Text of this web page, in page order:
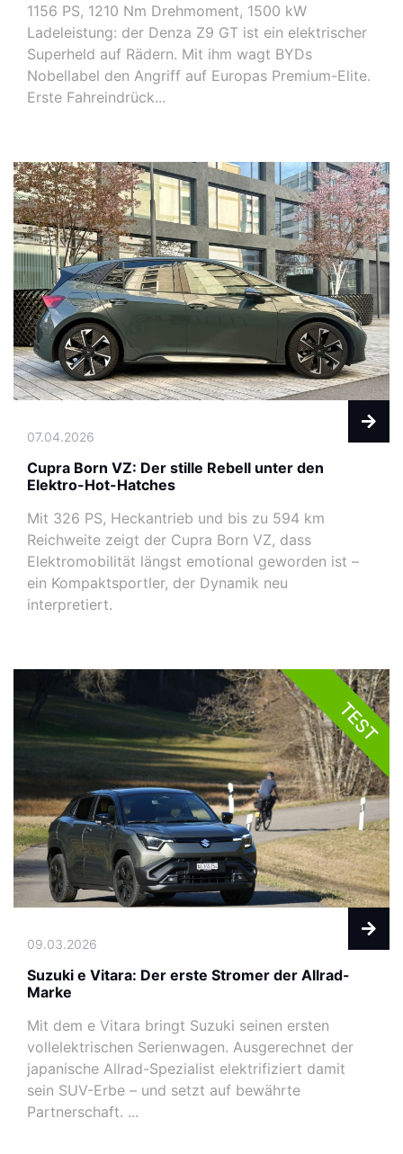
1156 PS, 1210 Nm Drehmoment, 1500 kW
Ladeleistung: der Denza Z9 GT ist ein elektrischer
Superheld auf Rädern. Mit ihm wagt BYDs
Nobellabel den Angriff auf Europas Premium-Elite.
Erste Fahreindrück...
07.04.2026
Cupra Born VZ: Der stille Rebell unter den
Elektro-Hot-Hatches
Mit 326 PS, Heckantrieb und bis zu 594 km
Reichweite zeigt der Cupra Born VZ, dass
Elektromobilität längst emotional geworden ist –
ein Kompaktsportler, der Dynamik neu
interpretiert.
TEST
09.03.2026
Suzuki e Vitara: Der erste Stromer der Allrad-
Marke
Mit dem e Vitara bringt Suzuki seinen ersten
vollelektrischen Serienwagen. Ausgerechnet der
japanische Allrad-Spezialist elektrifiziert damit
sein SUV-Erbe – und setzt auf bewährte
Partnerschaft. ...